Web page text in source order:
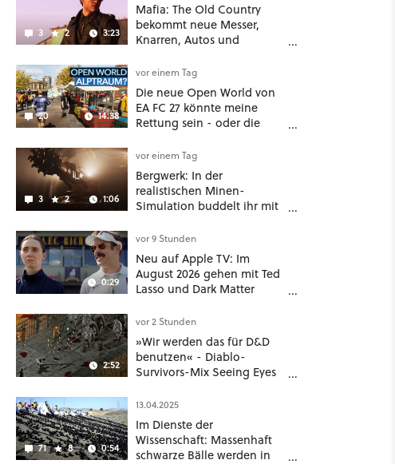
3 2 3:23
Mafia: The Old Country
bekommt neue Messer,
Knarren, Autos und
hat mehr dabei als nur
Story
20 14:38
vor einem Tag
Die neue Open World von
EA FC 27 könnte meine
Rettung sein - oder die
3 2 1:06
vor einem Tag
Bergwerk: In der
realistischen Minen-
Simulation buddelt ihr mit
möglichst vorsichtig Kohle
aus
0:29
vor 9 Stunden
Neu auf Apple TV: Im
August 2026 gehen mit Ted
Lasso und Dark Matter
Highlights weiter
2:52
vor 2 Stunden
»Wir werden das für D&D
benutzen« - Diablo-
Survivors-Mix Seeing Eyes
nützliches Map-Tool
71 8 0:54
13.04.2025
Im Dienste der
Wissenschaft: Massenhaft
schwarze Bälle werden in